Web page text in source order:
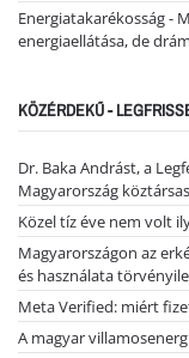
Energiatakarékosság -
energiaellátása, de
KÖZÉRDEKŰ -
Dr. Baka Andrást, a
Magyarország
Közel tíz éve nem volt
Magyarországon az
és használata
Meta Verified: miért
A magyar